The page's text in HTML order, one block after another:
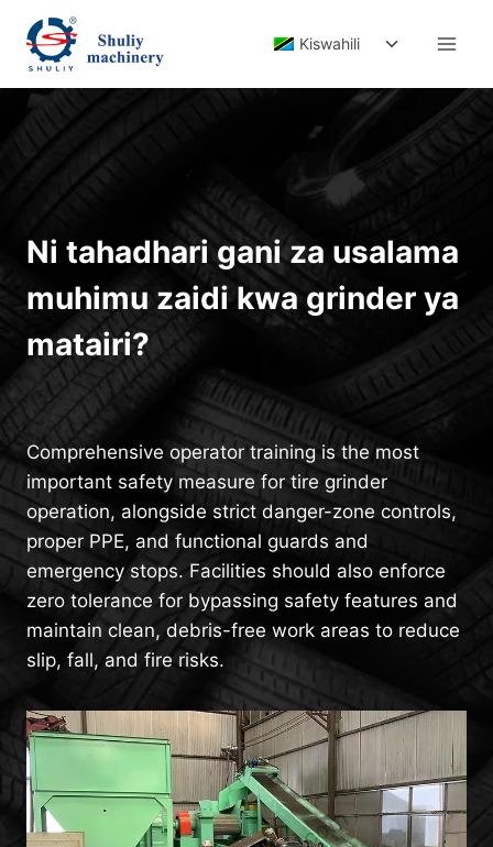
content
Kiswahili
Toggle
menu
Ni tahadhari gani za usalama
muhimu zaidi kwa grinder ya
matairi?
Comprehensive operator training is the most
important safety measure for tire grinder
operation, alongside strict danger-zone controls,
proper PPE, and functional guards and
emergency stops. Facilities should also enforce
zero tolerance for bypassing safety features and
maintain clean, debris-free work areas to reduce
slip, fall, and fire risks.